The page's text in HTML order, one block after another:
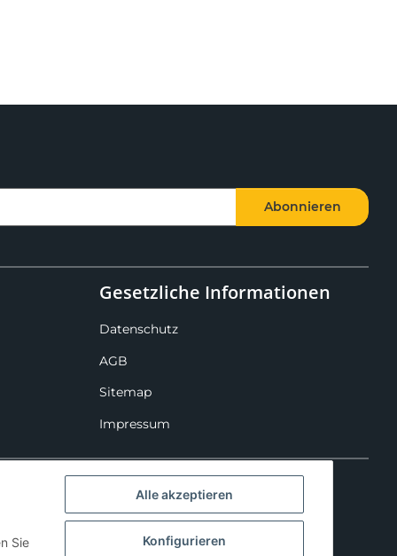
Alle akzeptieren
Konfigurieren
Sie
Abonnieren
Gesetzliche Informationen
Datenschutz
AGB
Sitemap
Impressum